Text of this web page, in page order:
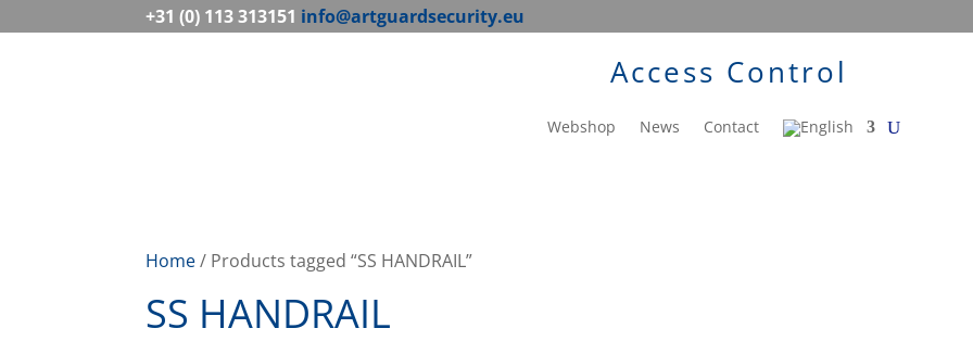
+31 (0) 113 313151 info@artguardsecurity.eu
Access Control
Webshop News Contact
Home/ Products tagged “SS HANDRAIL”
SS HANDRAIL